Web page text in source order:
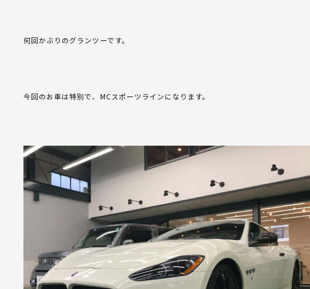
何回かぶりのグランツーです。
今回のお車は特別で、MCスポーツラインになります。